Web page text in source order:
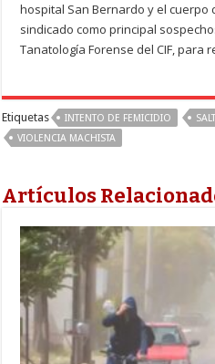
hospital San Bernardo y el
sindicado como principal
Tanatología Forense del CIF, para
Etiquetas INTENTO DE FEMICIDIO
VIOLENCIA MACHISTA
Artículos